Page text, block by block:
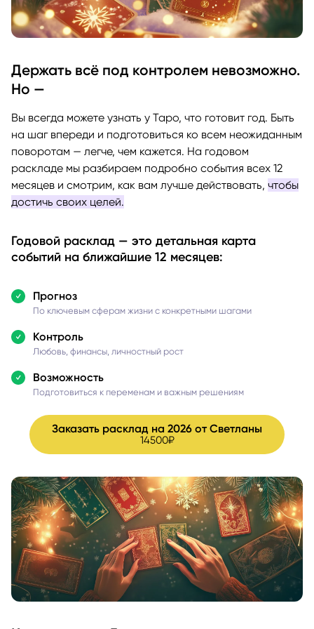
Держать всё под контролем невозможно.
Но —
Вы всегда можете узнать у Таро, что готовит год. Быть
на шаг впереди и подготовиться ко всем неожиданным
поворотам — легче, чем кажется. На годовом
раскладе мы разбираем подробно события всех 12
месяцев и смотрим, как вам лучше действовать, чтобы
достичь своих целей.
Годовой расклад — это детальная карта
событий на ближайшие 12 месяцев:
Прогноз
По ключевым сферам жизни с конкретными шагами
Контроль
Любовь, финансы, личностный рост
Возможность
Подготовиться к переменам и важным решениям
Заказать расклад на 2026 от Светланы
14500₽